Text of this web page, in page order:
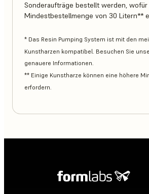
Sonderaufträge bestellt werden, wofür
Mindestbestellmenge von 30 Litern**
* Das Resin Pumping System ist mit den
Kunstharzen kompatibel. Besuchen Sie
genauere Informationen.
** Einige Kunstharze können eine höhere
erfordern.